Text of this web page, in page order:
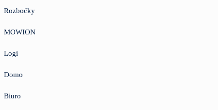
Rozbočky
MOWION
Logi
Domo
Biuro